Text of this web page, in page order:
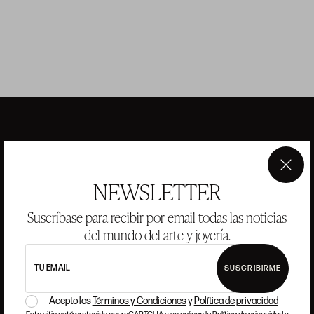
NEWSLETTER
Suscríbase para recibir por email todas las noticias
del mundo del arte y joyería.
TU EMAIL SUSCRIBIRME
Acepto losTérminos y Condicionesy Política de privacidad
×
ANSORENA
EQUIPO
JOYERÍA
GALERÍA
SUBASTAS
VALORACIONES
PREGUNTAS FRECUENTES
CONTACTO